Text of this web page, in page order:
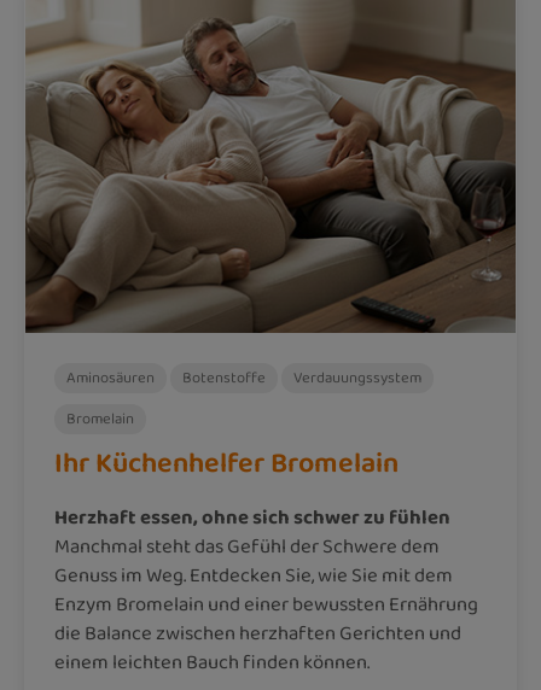
Aminosäuren Botenstoffe
Verdauungssystem
Bromelain
Ihr Küchenhelfer Bromelain
Herzhaft essen, ohne sich schwer zu fühlen
Manchmal steht das Gefühl der Schwere dem
Genuss im Weg. Entdecken Sie, wie Sie mit dem
Enzym Bromelain und einer bewussten Ernährung
die Balance zwischen herzhaften Gerichten und
einem leichten Bauch finden können.